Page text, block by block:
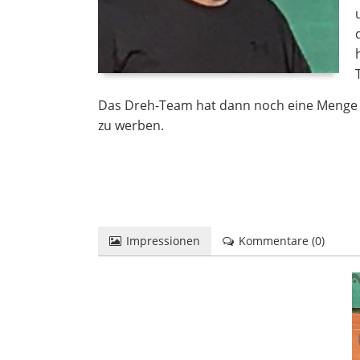
Das Dreh-Team hat dann noch eine
zu werben.
Impressionen Kommentare (0)